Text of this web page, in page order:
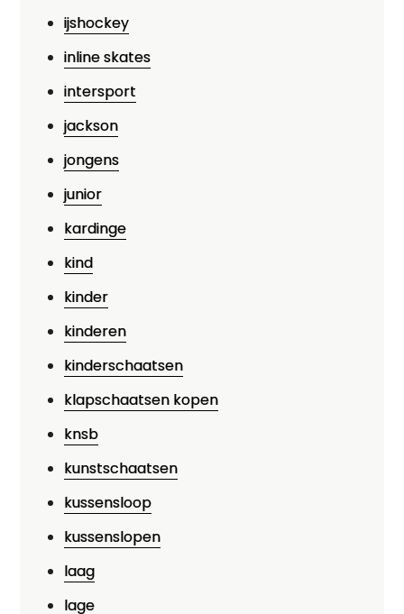
ijshockey
inline skates
intersport
jackson
jongens
junior
kardinge
kind
kinder
kinderen
kinderschaatsen
klapschaatsen kopen
knsb
kunstschaatsen
kussensloop
kussenslopen
laag
lage